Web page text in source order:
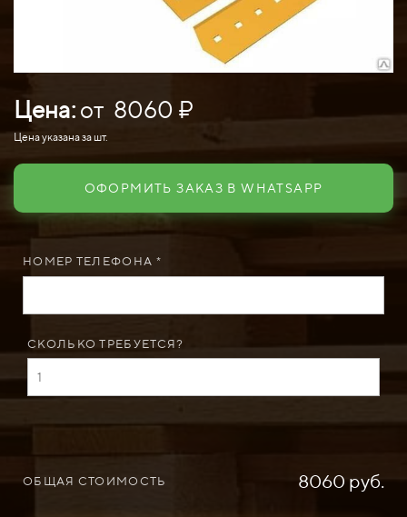
Цена:от 8060 ₽
Цена указана за шт.
ОФОРМИТЬ ЗАКАЗ В WHATSAPP
НОМЕР ТЕЛЕФОНА *
СКОЛЬКО ТРЕБУЕТСЯ?
ОБЩАЯ СТОИМОСТЬ 8060 руб.